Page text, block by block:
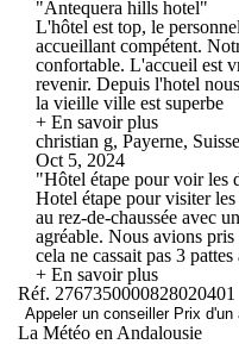
"Antequera hills hotel"
L'hôtel est top, le
accueillant compétent.
confortable. L'accueil est
revenir. Depuis l'hotel
la vieille ville est superbe
+ En savoir plus
christian g, Payerne, Suisse
Oct 5, 2024
"Hôtel étape pour voir les
Hotel étape pour visiter
au rez-de-chaussée avec
agréable. Nous avions
cela ne cassait pas 3
+ En savoir plus
Réf. 2767350000828020401
Appeler un conseiller Prix d'un
La Météo en Andalousie